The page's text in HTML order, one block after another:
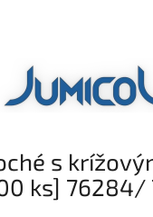
s
ks] 76284/